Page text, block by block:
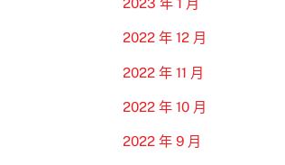
2023 年 1 月
2022 年 12 月
2022 年 11 月
2022 年 10 月
2022 年 9 月